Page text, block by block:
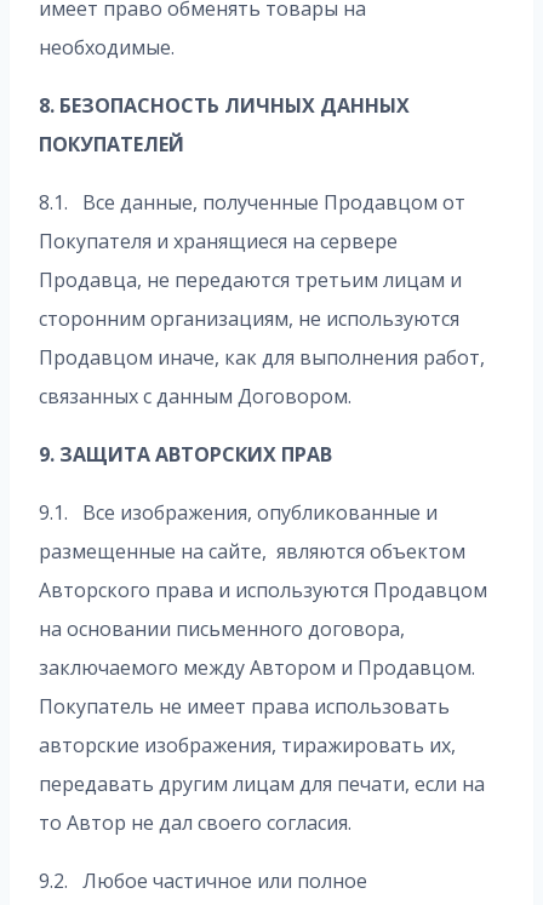
имеет право обменять товары на
необходимые.
8. БЕЗОПАСНОСТЬ ЛИЧНЫХ ДАННЫХ
ПОКУПАТЕЛЕЙ
8.1. Все данные, полученные Продавцом от
Покупателя и хранящиеся на сервере
Продавца, не передаются третьим лицам и
сторонним организациям, не используются
Продавцом иначе, как для выполнения работ,
связанных с данным Договором.
9. ЗАЩИТА АВТОРСКИХ ПРАВ
9.1. Все изображения, опубликованные и
размещенные на сайте, являются объектом
Авторского права и используются Продавцом
на основании письменного договора,
заключаемого между Автором и Продавцом.
Покупатель не имеет права использовать
авторские изображения, тиражировать их,
передавать другим лицам для печати, если на
то Автор не дал своего согласия.
9.2. Любое частичное или полное